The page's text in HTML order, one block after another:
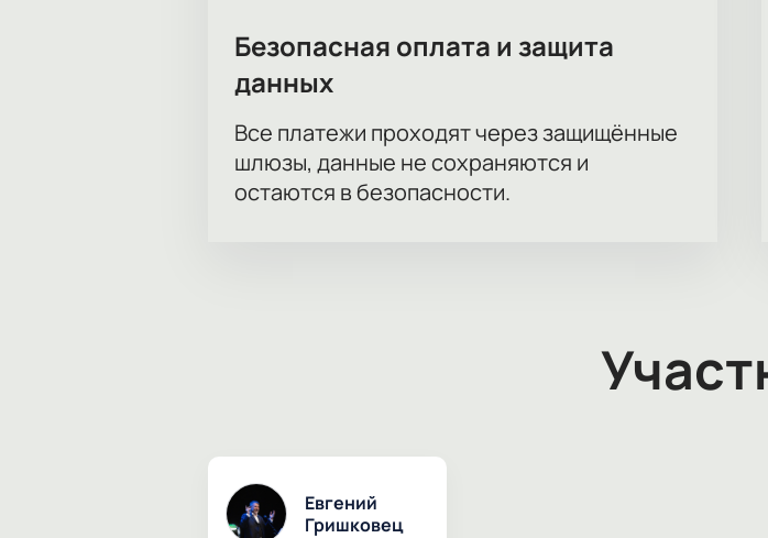
Безопасная оплата и защита
данных
Все платежи проходят через защищённые
шлюзы, данные не сохраняются и
остаются в безопасности.
Евгений
Гришковец